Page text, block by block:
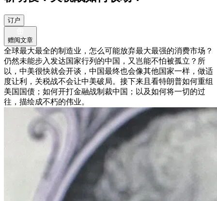
订户
赠阅文章
全球最大最全的制造业，怎么可能放弃最大最强的消费市场？
仍然未能步入发达国家行列的中国，又岂能不怕被孤立？所
以，中美很快就会开谈，中国最终也会像其他国家一样，做适
度让利，关税战不会让中美破局。接下来且看特朗普如何重组
美国国债；如何开打金融战制裁中国；以及如何将一切的过
往，描绘成不朽的伟业。